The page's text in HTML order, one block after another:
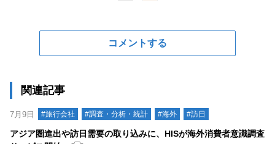
コメントする
関連記事
7月9日 #旅行会社 #調査・分析・統計 #海外 #訪日
アジア圏進出や訪日需要の取り込みに、HISが海外消費者意識調査